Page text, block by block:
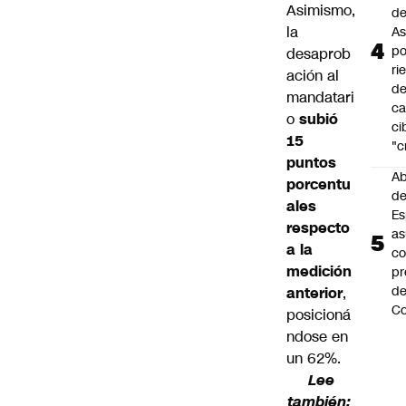
Asimismo,
la
desaprob
ación al
mandatari
o subió
15
puntos
porcentu
ales
respecto
a la
medición
anterior,
posicioná
ndose en
un 62%.
Lee
también:
de
de